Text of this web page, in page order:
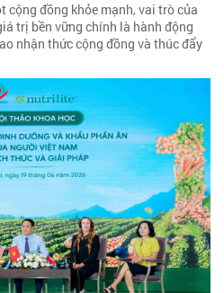
cộng đồng khỏe mạnh, vai trò của
trị bền vững chính là hành động
nhận thức cộng đồng và thúc đẩy